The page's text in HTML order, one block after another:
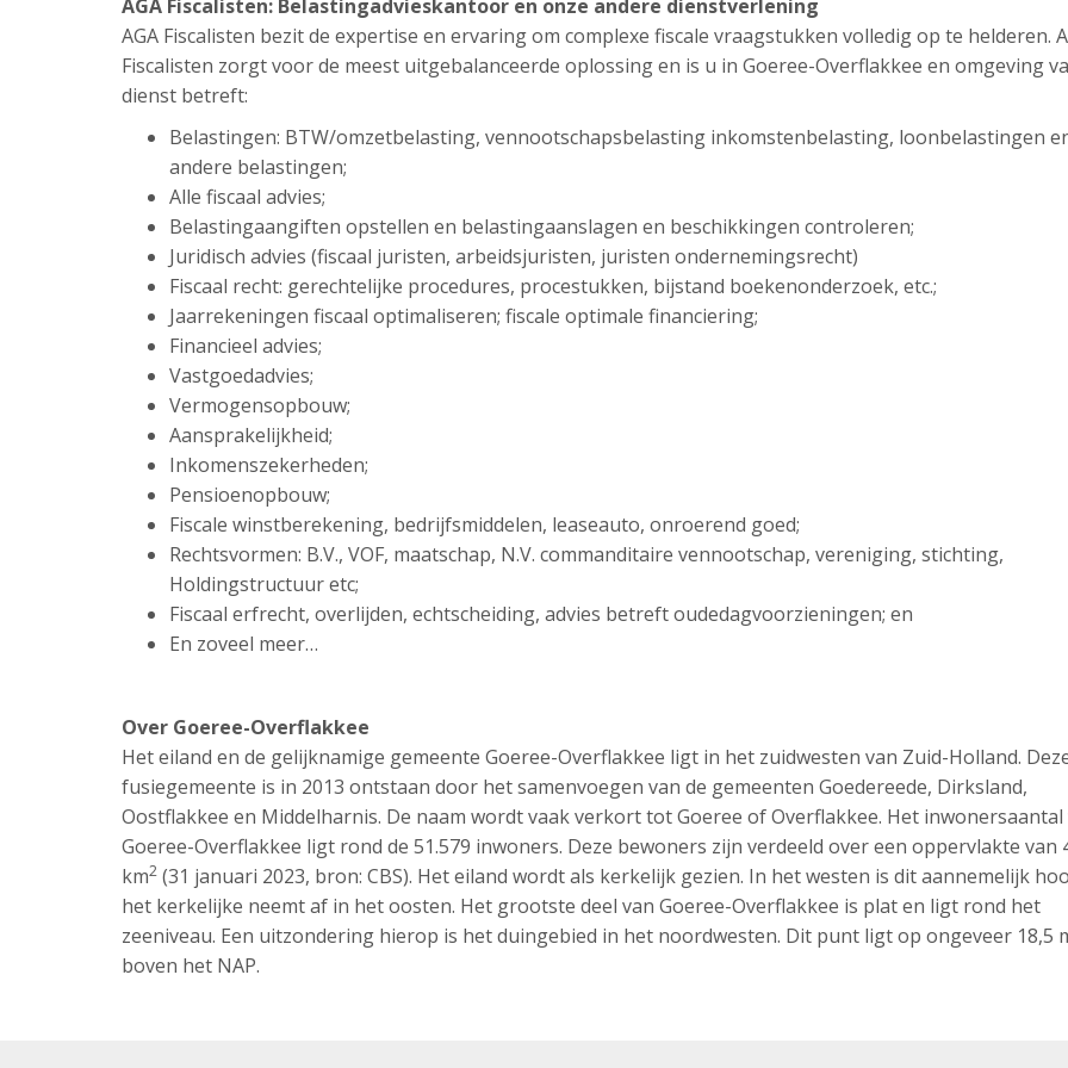
AGA Fiscalisten: Belastingadvieskantoor en onze andere dienstverlening
AGA Fiscalisten bezit de expertise en ervaring om complexe fiscale vraagstukken volledig op te helderen.
Fiscalisten zorgt voor de meest uitgebalanceerde oplossing en is u in Goeree-Overflakkee en omgeving
dienst betreft:
Belastingen: BTW/omzetbelasting, vennootschapsbelasting inkomstenbelasting, loonbelastingen
andere belastingen;
Alle fiscaal advies;
Belastingaangiften opstellen en belastingaanslagen en beschikkingen controleren;
Juridisch advies (fiscaal juristen, arbeidsjuristen, juristen ondernemingsrecht)
Fiscaal recht: gerechtelijke procedures, procestukken, bijstand boekenonderzoek, etc.;
Jaarrekeningen fiscaal optimaliseren; fiscale optimale financiering;
Financieel advies;
Vastgoedadvies;
Vermogensopbouw;
Aansprakelijkheid;
Inkomenszekerheden;
Pensioenopbouw;
Fiscale winstberekening, bedrijfsmiddelen, leaseauto, onroerend goed;
Rechtsvormen: B.V., VOF, maatschap, N.V. commanditaire vennootschap, vereniging, stichting,
Holdingstructuur etc;
Fiscaal erfrecht, overlijden, echtscheiding, advies betreft oudedagvoorzieningen; en
En zoveel meer…
Over Goeree-Overflakkee
Het eiland en de gelijknamige gemeente Goeree-Overflakkee ligt in het zuidwesten van Zuid-Holland.
fusiegemeente is in 2013 ontstaan door het samenvoegen van de gemeenten Goedereede, Dirksland,
Oostflakkee en Middelharnis. De naam wordt vaak verkort tot Goeree of Overflakkee. Het inwonersaantal
Goeree-Overflakkee ligt rond de 51.579 inwoners. Deze bewoners zijn verdeeld over een oppervlakte van
km2 (31 januari 2023, bron: CBS). Het eiland wordt als kerkelijk gezien. In het westen is dit aannemelijk
het kerkelijke neemt af in het oosten. Het grootste deel van Goeree-Overflakkee is plat en ligt rond het
zeeniveau. Een uitzondering hierop is het duingebied in het noordwesten. Dit punt ligt op ongeveer 18,5
boven het NAP.